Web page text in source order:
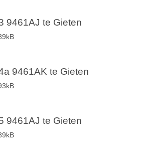
9461AJ te Gieten
9461AK te Gieten
9461AJ te Gieten